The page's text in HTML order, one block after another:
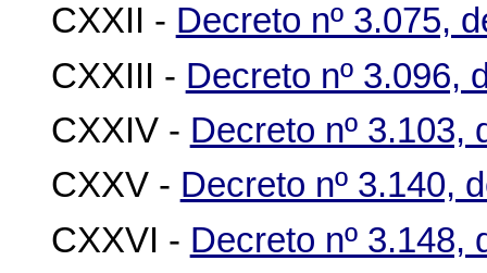
CXXII - Decreto nº 3.075,
CXXIII - Decreto nº 3.096,
CXXIV - Decreto nº 3.103,
CXXV - Decreto nº 3.140,
CXXVI - Decreto nº